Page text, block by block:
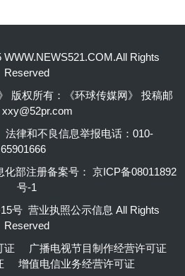
Rights
Reserved
版权所有：《环球传媒网》 投稿邮
法律和不良信息举报电话：010-
65901666
部注册备案号： 京ICP备08011892
号-1
号 营业执照公示信息 All Rights
Reserved
证
广播电视节目制作经营许可证
增值电信业务经营许可证